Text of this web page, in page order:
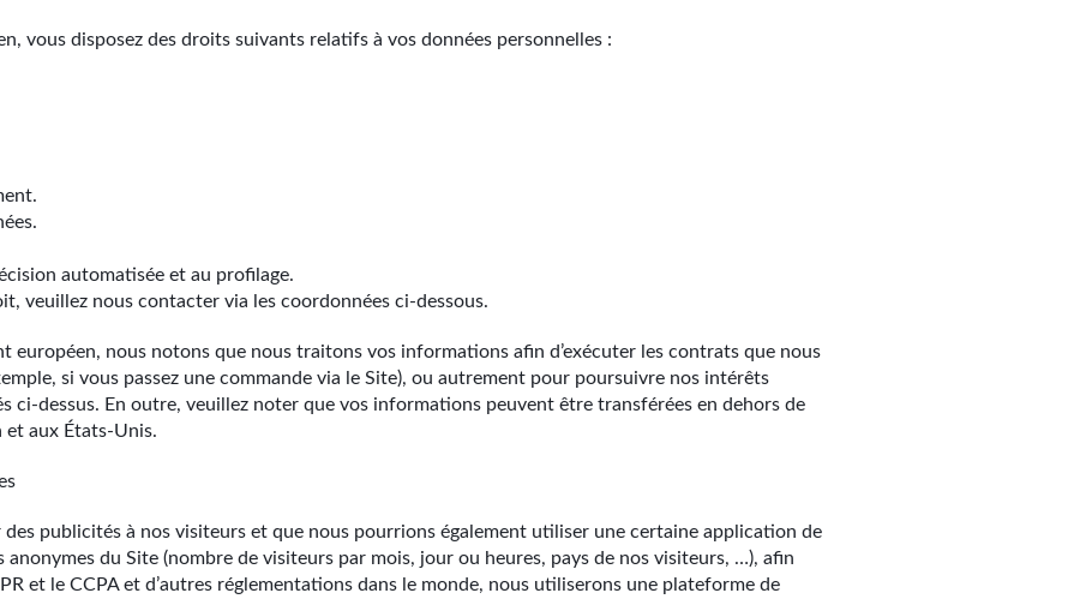
vous disposez des droits suivants relatifs à vos données personnelles :
automatisée et au profilage.
veuillez nous contacter via les coordonnées ci-dessous.
européen, nous notons que nous traitons vos informations afin d’exécuter les contrats que nous
si vous passez une commande via le Site), ou autrement pour poursuivre nos intérêts
ci-dessus. En outre, veuillez noter que vos informations peuvent être transférées en dehors de
et aux États-Unis.
publicités à nos visiteurs et que nous pourrions également utiliser une certaine application de
anonymes du Site (nombre de visiteurs par mois, jour ou heures, pays de nos visiteurs, …), afin
et le CCPA et d’autres réglementations dans le monde, nous utiliserons une plateforme de